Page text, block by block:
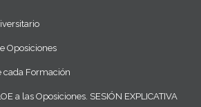
Oposiciones
cada Formación
a las Oposiciones. SESIÓN EXPLICATIVA